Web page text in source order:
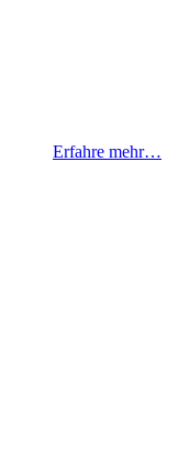
Erfahre mehr…